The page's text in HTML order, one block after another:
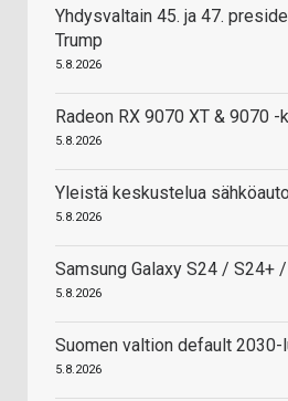
Yhdysvaltain 45. ja 47.
Trump
5.8.2026
Radeon RX 9070 XT & 9070 -
5.8.2026
Yleistä keskustelua
5.8.2026
Samsung Galaxy S24 / S24+
5.8.2026
Suomen valtion default 2030-
5.8.2026